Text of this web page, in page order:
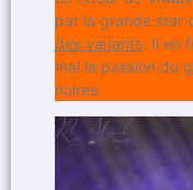
par la grande star
des variants. Il en
mal la passion du
noires.